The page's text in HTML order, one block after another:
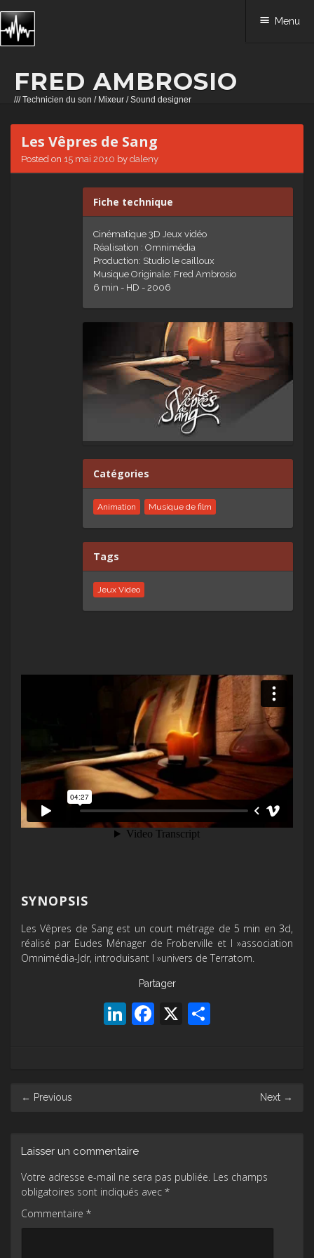
FRED AMBROSIO
/// Technicien du son / Mixeur / Sound designer
Menu
Skip to content
Les Vêpres de Sang
Posted on 15 mai 2010 by daleny
Fiche technique
Cinématique 3D Jeux vidéo
Réalisation : Omnimédia
Production: Studio le cailloux
Musique Originale: Fred Ambrosio
6 min - HD - 2006
Catégories
Animation Musique de film
Tags
Jeux Video
SYNOPSIS
Les Vêpres de Sang est un court métrage de 5 min en 3d,
réalisé par Eudes Ménager de Froberville et l »association
Omnimédia-Jdr, introduisant l »univers de Terratom.
Partager
LinkedIn
Facebook
X
navigation
← Previous Next →
Laisser un commentaire
Votre adresse e-mail ne sera pas publiée. Les champs
obligatoires sont indiqués avec *
Commentaire *